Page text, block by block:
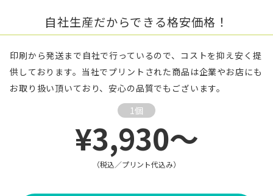
自社生産だからできる格安価格！
印刷から発送まで自社で行っているので、コストを抑え安く提
供しております。当社でプリントされた商品は企業やお店にも
お取り扱い頂いており、安心の品質でもございます。
1個
¥3,930～
（税込／プリント代込み）